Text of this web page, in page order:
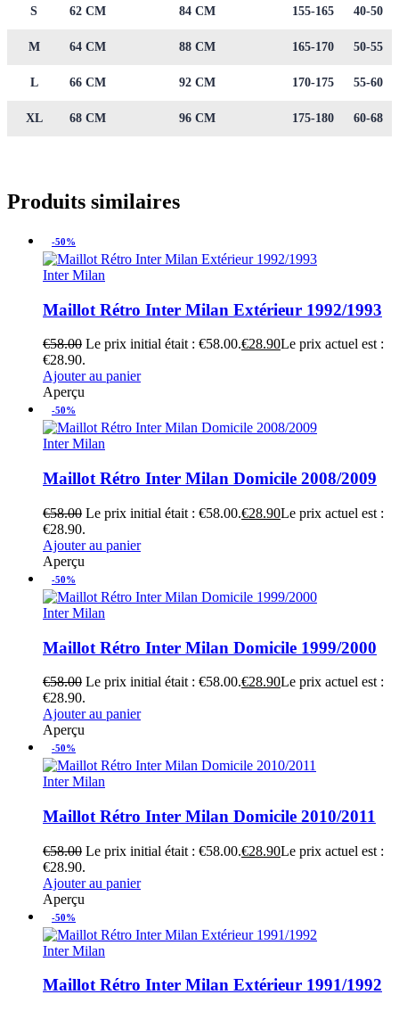
S 62 CM 84 CM 155-165 40-50
M 64 CM 88 CM 165-170 50-55
L 66 CM 92 CM 170-175 55-60
XL 68 CM 96 CM 175-180 60-68
Produits similaires
-50%
Inter Milan
Maillot Rétro Inter Milan Extérieur 1992/1993
€58.00 Le prix initial était : €58.00.€28.90Le prix actuel est :
€28.90.
Ajouter au panier
Aperçu
-50%
Inter Milan
Maillot Rétro Inter Milan Domicile 2008/2009
€58.00 Le prix initial était : €58.00.€28.90Le prix actuel est :
€28.90.
Ajouter au panier
Aperçu
-50%
Inter Milan
Maillot Rétro Inter Milan Domicile 1999/2000
€58.00 Le prix initial était : €58.00.€28.90Le prix actuel est :
€28.90.
Ajouter au panier
Aperçu
-50%
Inter Milan
Maillot Rétro Inter Milan Domicile 2010/2011
€58.00 Le prix initial était : €58.00.€28.90Le prix actuel est :
€28.90.
Ajouter au panier
Aperçu
-50%
Inter Milan
Maillot Rétro Inter Milan Extérieur 1991/1992